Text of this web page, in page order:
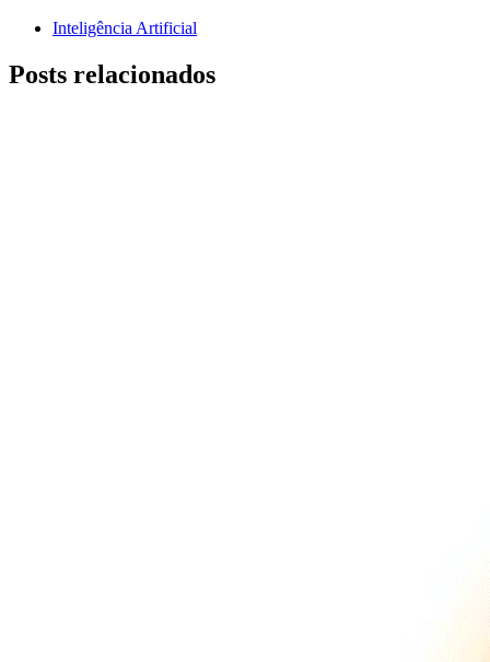
Inteligência Artificial
Posts relacionados